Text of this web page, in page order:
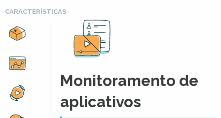
CARACTERÍSTICAS
Monitoramento de
aplicativos